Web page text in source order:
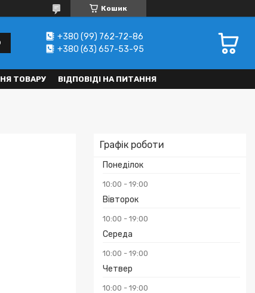
Кошик
+380 (99) 762-72-86
+380 (63) 657-53-95
ТОВАРУ ВІДПОВІДІ НА ПИТАННЯ
Графік роботи
Понеділок
10:00 19:00
Вівторок
10:00 19:00
Середа
10:00 19:00
Четвер
10:00 19:00